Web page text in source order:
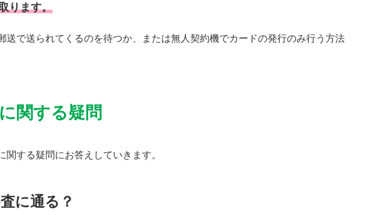
ります。
送で送られてくるのを待つか、または無人契約機でカードの発行のみ行う方法
関する疑問
関する疑問にお答えしていきます。
に通る？